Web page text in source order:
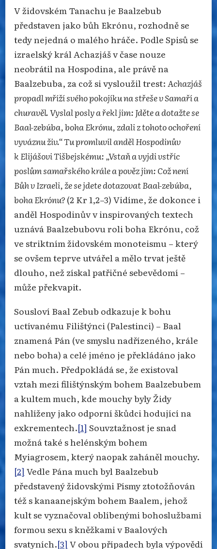
V židovském Tanachu je Baalzebub
představen jako bůh Ekrónu, rozhodně se
tedy nejedná o malého hráče. Podle Spisů se
izraelský král Achazjáš v čase nouze
neobrátil na Hospodina, ale právě na
Baalzebuba, za což si vysloužil trest:Achazjáš
propadl mříží svého pokojíku na střeše v Samaří a
churavěl. Vyslal posly a řekl jim: Jděte a dotažte se
Baal-zebúba, boha Ekrónu, zdali z tohoto ochoření
vyváznu živ.“ Tu promluvil anděl Hospodinův
k Elijášovi Tišbejskému: „Vstaň a vyjdi vstříc
poslům samařského krále a pověz jim: Což není
Bůh v Izraeli, že se jdete dotazovat Baal-zebúba,
boha Ekrónu?(2 Kr 1,2–3) Vidíme, že dokonce i
anděl Hospodinův v inspirovaných textech
uznává Baalzebubovu roli boha Ekrónu, což
ve striktním židovském monoteismu – který
se ovšem teprve utvářel a mělo trvat ještě
dlouho, než získal patřičné sebevědomí –
může překvapit.
Sousloví Baal Zebub odkazuje k bohu
uctívanému Filištýnci (Palestinci) – Baal
znamená Pán (ve smyslu nadřízeného, krále
nebo boha) a celé jméno je překládáno jako
Pán much. Předpokládá se, že existoval
vztah mezi filištýnským bohem Baalzebubem
a kultem much, kde mouchy byly Židy
nahlíženy jako odporní škůdci hodující na
exkrementech.[1] Souvztažnost je snad
možná také s helénským bohem
Myiagrosem, který naopak zaháněl mouchy.
[2] Vedle Pána much byl Baalzebub
představený židovskými Písmy ztotožňován
též s kanaanejským bohem Baalem, jehož
kult se vyznačoval oblíbenými bohoslužbami
formou sexu s kněžkami v Baalových
svatyních.[3] V obou případech byla výpovědí